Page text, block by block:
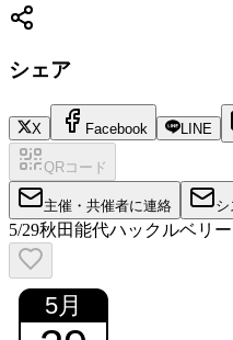
シェア
X Facebook LINE
QRコード
主催・共催者に連絡
5/29秋田能代ハックルベリー
5月